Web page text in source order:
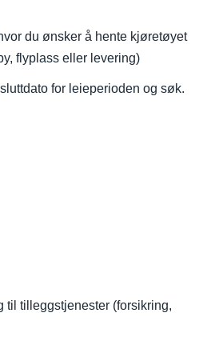
du ønsker å hente kjøretøyet
flyplass eller levering)
for leieperioden og søk.
til tilleggstjenester (forsikring,